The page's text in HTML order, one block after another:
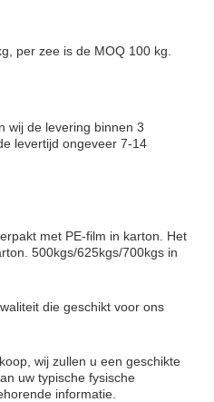
per zee is de MOQ 100 kg.
wij de levering binnen 3
levertijd ongeveer 7-14
met PE-film in karton. Het
500kgs/625kgs/700kgs in
die geschikt voor ons
wij zullen u een geschikte
uw typische fysische
informatie.